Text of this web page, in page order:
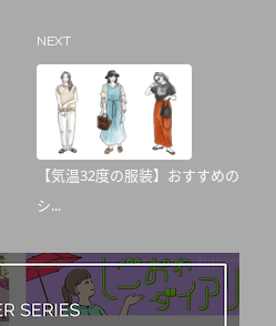
NEXT
【気温32度の服装】おすすめの
シ...